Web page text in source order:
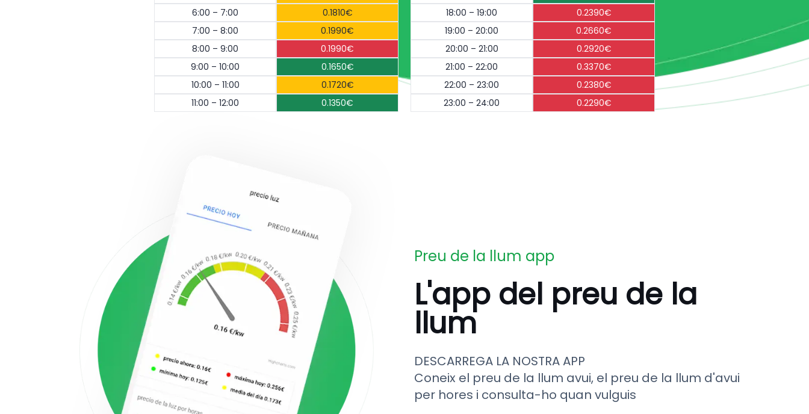
6:00 – 7:00
0.1810€
7:00 – 8:00
0.1990€
8:00 – 9:00
0.1990€
9:00 – 10:00
0.1650€
10:00 – 11:00
0.1720€
11:00 – 12:00
0.1350€
18:00 – 19:00
0.2390€
19:00 – 20:00
0.2660€
20:00 – 21:00
0.2920€
21:00 – 22:00
0.3370€
22:00 – 23:00
0.2380€
23:00 – 24:00
0.2290€
Preu de la llum app
L'app del preu de la
llum
DESCARREGA LA NOSTRA APP
Coneix el preu de la llum avui, el preu de la llum d'avui
per hores i consulta-ho quan vulguis